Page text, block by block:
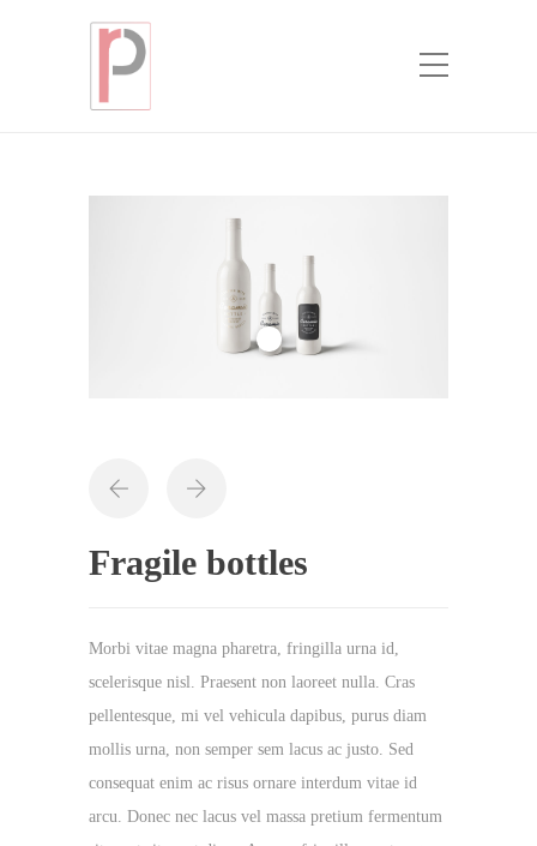
Fragile bottles
Fragile bottles
Morbi vitae magna pharetra, fringilla urna id,
scelerisque nisl. Praesent non laoreet nulla. Cras
pellentesque, mi vel vehicula dapibus, purus diam
mollis urna, non semper sem lacus ac justo. Sed
consequat enim ac risus ornare interdum vitae id
arcu. Donec nec lacus vel massa pretium fermentum